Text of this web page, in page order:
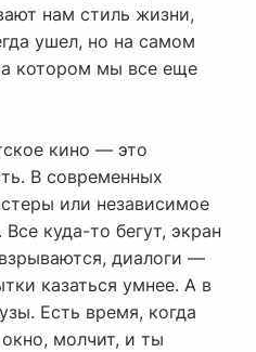
нам стиль жизни,
ушел, но на самом
котором мы все еще
кино — это
В современных
или независимое
куда-то бегут, экран
диалоги —
казаться умнее. А в
Есть время, когда
молчит, и ты